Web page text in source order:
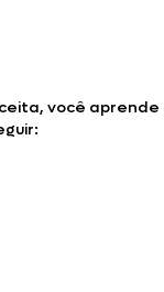
você